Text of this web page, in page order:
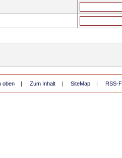
oben | Zum Inhalt | SiteMap | RSS-